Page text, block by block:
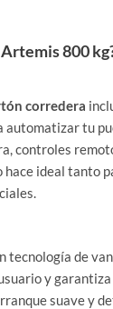
800
corredera
automatizar tu
controles
hace ideal tanto
tecnología de
y
suave y